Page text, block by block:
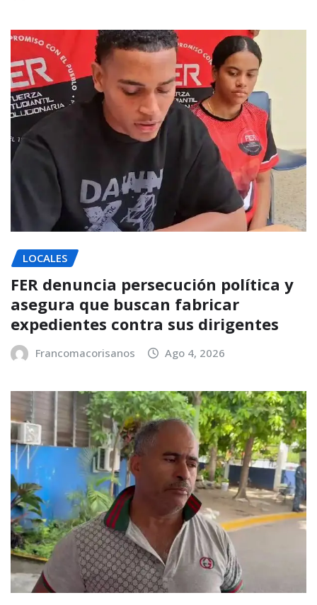
LOCALES
FER denuncia persecución política y
asegura que buscan fabricar
expedientes contra sus dirigentes
Francomacorisanos Ago 4, 2026